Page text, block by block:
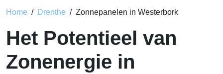
Home Drenthe Zonnepanelen in Westerbork
Het Potentieel van
Zonenergie in